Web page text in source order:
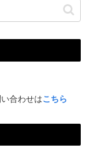
合わせはこちら